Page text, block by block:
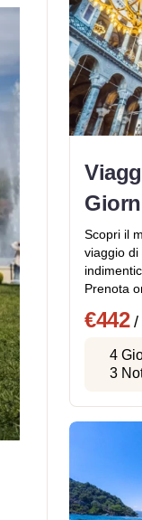
Scopri il
viaggio
Prenota
€442/
4
3